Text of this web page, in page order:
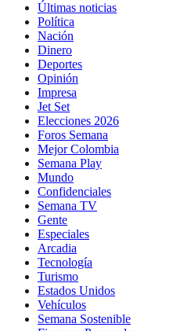
Últimas noticias
Política
Nación
Dinero
Deportes
Opinión
Impresa
Jet Set
Elecciones 2026
Foros Semana
Mejor Colombia
Semana Play
Mundo
Confidenciales
Semana TV
Gente
Especiales
Arcadia
Tecnología
Turismo
Estados Unidos
Vehículos
Semana Sostenible